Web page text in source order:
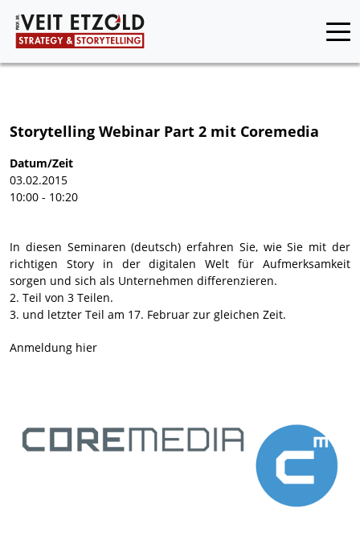
Storytelling Webinar Part 2 mit Coremedia
Datum/Zeit
03.02.2015
10:00 - 10:20
In diesen Seminaren (deutsch) erfahren Sie, wie Sie mit der
richtigen Story in der digitalen Welt für Aufmerksamkeit
sorgen und sich als Unternehmen differenzieren.
2. Teil von 3 Teilen.
3. und letzter Teil am 17. Februar zur gleichen Zeit.
Anmeldung hier